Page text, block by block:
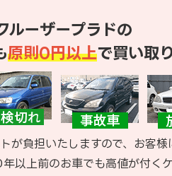
ルーザープラドの
原則0円以上で買い取
が負担いたしますので、お客
以上前のお車でも高値が付く